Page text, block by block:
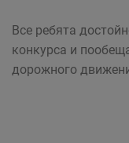
Все ребята
конкурса и
дорожного